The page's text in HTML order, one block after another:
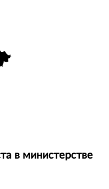
в министерстве